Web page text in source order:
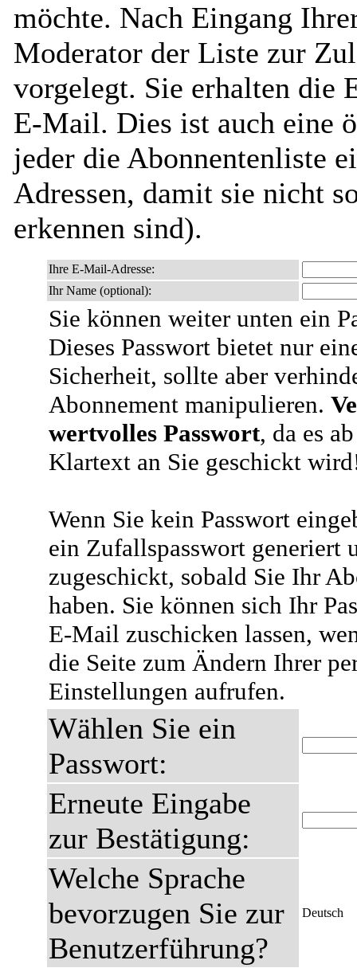
möchte. Nach Eingang
Moderator der Liste zur
vorgelegt. Sie erhalten die
E-Mail. Dies ist auch eine
jeder die Abonnentenliste
Adressen, damit sie nicht
erkennen sind).
Ihre E-Mail-Adresse:
Ihr Name (optional):
Sie können weiter unten ein
Dieses Passwort bietet nur
Sicherheit, sollte aber
Abonnement manipulieren.
wertvolles Passwort, da es
Klartext an Sie geschickt
Wenn Sie kein Passwort
ein Zufallspasswort generiert
zugeschickt, sobald Sie Ihr
haben. Sie können sich Ihr
E-Mail zuschicken lassen,
die Seite zum Ändern Ihrer
Einstellungen aufrufen.
Wählen Sie ein
Passwort:
Erneute Eingabe
zur Bestätigung:
Welche Sprache
bevorzugen Sie zur
Benutzerführung?
Deutsch